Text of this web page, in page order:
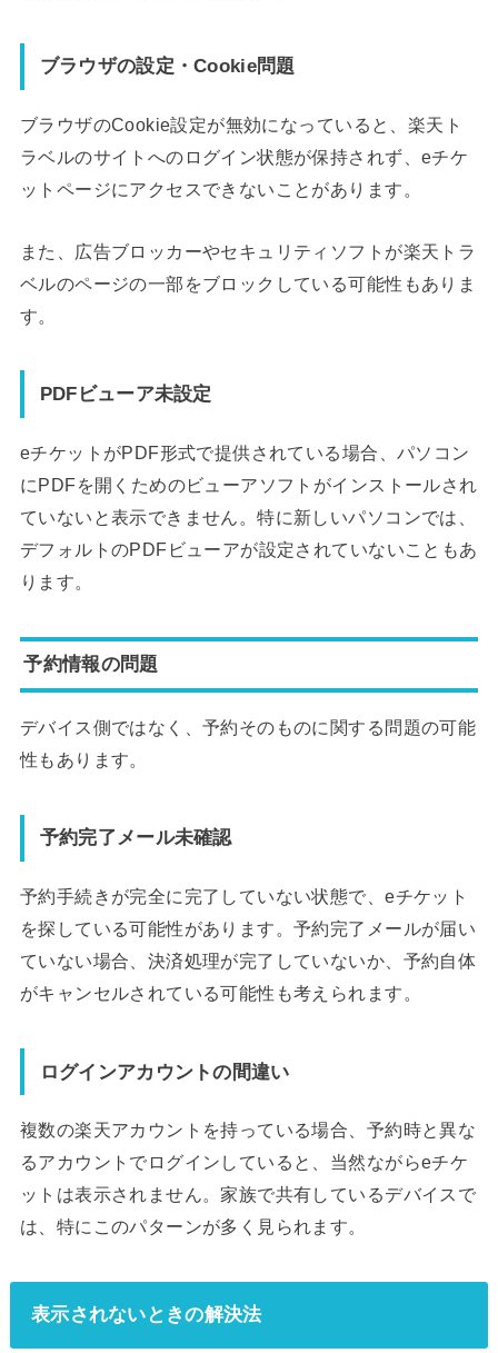
ブラウザの設定・Cookie問題
ブラウザのCookie設定が無効になっていると、楽天ト
ラベルのサイトへのログイン状態が保持されず、eチケ
ットページにアクセスできないことがあります。
また、広告ブロッカーやセキュリティソフトが楽天トラ
ベルのページの一部をブロックしている可能性もありま
す。
PDFビューア未設定
eチケットがPDF形式で提供されている場合、パソコン
にPDFを開くためのビューアソフトがインストールされ
ていないと表示できません。特に新しいパソコンでは、
デフォルトのPDFビューアが設定されていないこともあ
ります。
予約情報の問題
デバイス側ではなく、予約そのものに関する問題の可能
性もあります。
予約完了メール未確認
予約手続きが完全に完了していない状態で、eチケット
を探している可能性があります。予約完了メールが届い
ていない場合、決済処理が完了していないか、予約自体
がキャンセルされている可能性も考えられます。
ログインアカウントの間違い
複数の楽天アカウントを持っている場合、予約時と異な
るアカウントでログインしていると、当然ながらeチケ
ットは表示されません。家族で共有しているデバイスで
は、特にこのパターンが多く見られます。
表示されないときの解決法